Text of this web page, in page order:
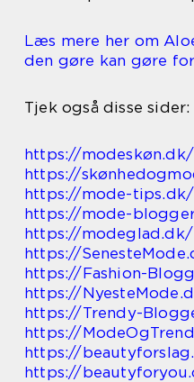
Læs mere her om
den gøre kan gøre
Tjek også disse sider:
https://modeskøn.dk/
https://
https://mode-tips.dk/
https://mode-
https://modeglad.dk/
https://
https://Fashion-
https://
https://Trendy-
https://
https://
https://